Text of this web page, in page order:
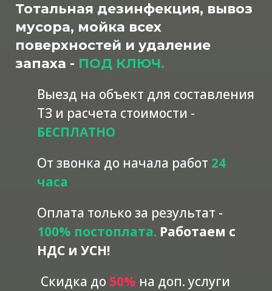
Тотальная дезинфекция, вывоз
мусора, мойка всех
поверхностей и удаление
запаха - ПОД КЛЮЧ.
Выезд на объект для составления
ТЗ и расчета стоимости -
БЕСПЛАТНО
От звонка до начала работ 24
часа
Оплата только за результат -
100% постоплата. Работаем с
НДС и УСН!
Скидка до 50% на доп. услуги